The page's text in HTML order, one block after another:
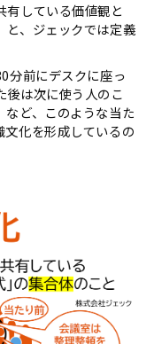
有している価値観と
と、ジェックでは定義
分前にデスクに座っ
後は次に使う人のこ
など、このような当た
文化を形成しているの